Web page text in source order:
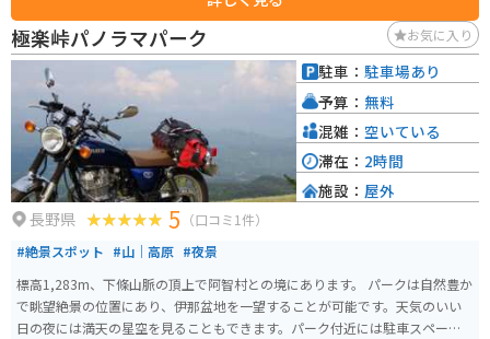
多数ありますので、ぜひ訪れてみてください。
極楽峠パノラマパーク お気に入り
長野県 5 （口コミ1件）
#絶景スポット #山｜高原 #夜景
標高1,283m、下條山脈の頂上で阿智村との境にあります。 パークは自然豊か
で眺望絶景の位置にあり、伊那盆地を一望することが可能です。天気のいい
日の夜には満天の星空を見ることもできます。パーク付近には駐車スペース
駐車： 駐車場あり
予算： 無料
混雑： 空いている
滞在： 2時間
施設： 屋外